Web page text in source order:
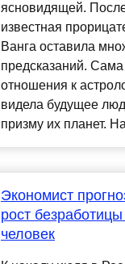
ясновидящей.
известная
Ванга оставила
предсказаний.
отношения к
видела будущее
призму их планет.
Экономист
рост
человек